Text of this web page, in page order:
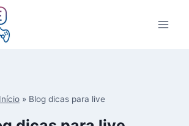
Início » Blog dicas para live